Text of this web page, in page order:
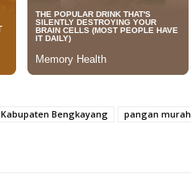
Kabupaten Bengkayang
pangan murah